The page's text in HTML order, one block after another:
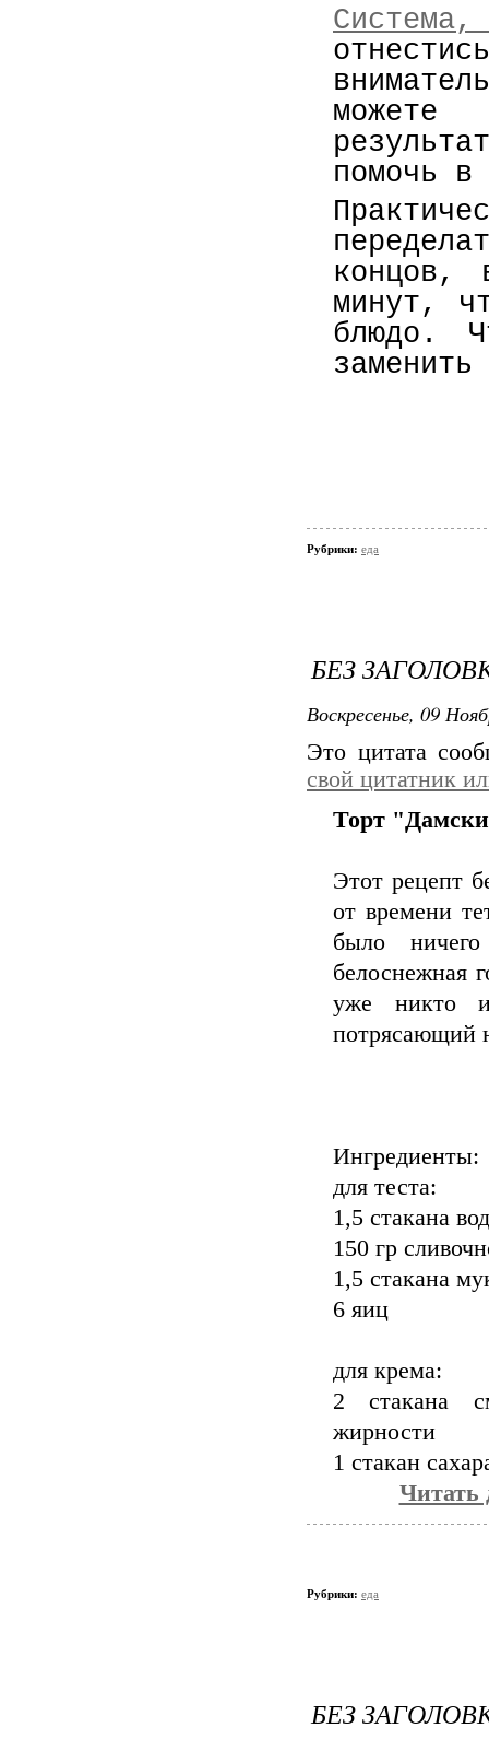
помочь
концов,
минут,
блюдо.
Рубрики: еда
БЕЗ
Воскресенье, 09
Это цитата
свой цитатник
Торт
Этот рецепт
от времени
было
белоснежная
уже никто
потрясающий
Ингредиенты:
для теста:
1,5 стакана
150 гр
1,5 стакана
6 яиц
для крема:
2 стакана
жирности
1 стакан
Читать
Рубрики: еда
БЕЗ